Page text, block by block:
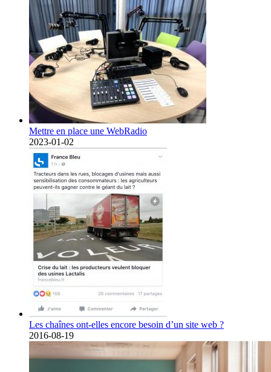
Mettre en place une WebRadio
2023-01-02
Les chaînes ont-elles encore besoin d’un site web ?
2016-08-19